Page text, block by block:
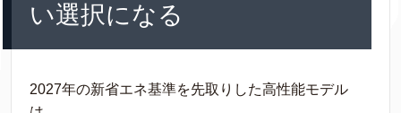
い選択になる
2027年の新省エネ基準を先取りした高性能モデル